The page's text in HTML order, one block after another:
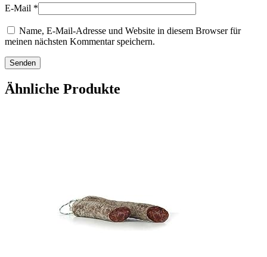
E-Mail *
Name, E-Mail-Adresse und Website in diesem Browser für
meinen nächsten Kommentar speichern.
Ähnliche Produkte